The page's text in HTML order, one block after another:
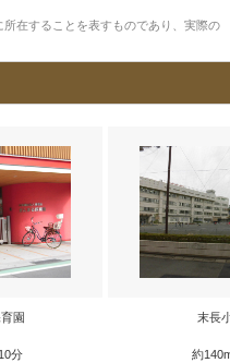
在することを表すものであり、実際の
園
分
末長
約